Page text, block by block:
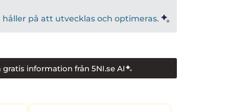
på att utvecklas och optimeras.
gratis information från 5NI.se AI